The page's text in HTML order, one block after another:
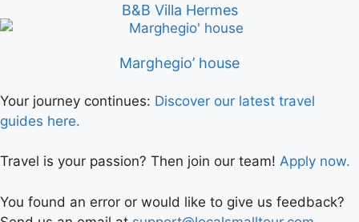
B&B Villa Hermes
Marghegio’ house
Your journey continues: Discover our latest travel
guides here.
Travel is your passion? Then join our team! Apply now.
You found an error or would like to give us feedback?